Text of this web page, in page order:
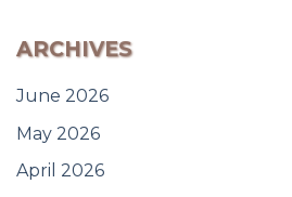
ARCHIVES
June 2026
May 2026
April 2026